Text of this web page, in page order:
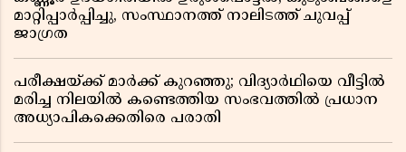
മാറ്റിപ്പാർപ്പിച്ചു, സംസ്ഥാനത്ത് നാലിടത്ത് ചുവപ്പ്
ജാഗ്രത
പരീക്ഷയ്ക്ക് മാർക്ക് കുറഞ്ഞു; വിദ്യാർഥിയെ വീട്ടിൽ
മരിച്ച നിലയിൽ കണ്ടെത്തിയ സംഭവത്തിൽ പ്രധാന
അധ്യാപികക്കെതിരെ പരാതി